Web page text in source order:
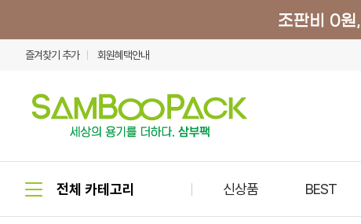
즐겨찾기 추가 회원혜택안내
신상품 BEST